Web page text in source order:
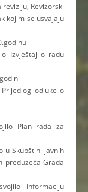
Revizorski
kojim se usvajaju
Izvještaj o radu
odluke o
Plan rada za
u Skupštini javnih
preduzeća Grada
Informaciju